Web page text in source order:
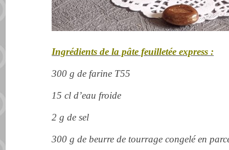
Ingrédients de la pâte feuilletée express :
300 g de farine T55
15 cl d’eau froide
2 g de sel
300 g de beurre de tourrage congelé en